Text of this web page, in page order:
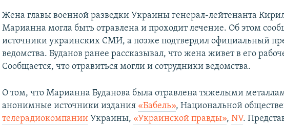
Жена главы военной разведки Украины генерал-лейтенанта
Марианна могла быть отравлена и проходит лечение. Об этом
источники украинских СМИ, а позже подтвердил официальный
ведомства. Буданов ранее рассказывал, что жена живет в его
Сообщается, что отравиться могли и сотрудники ведомства.
О том, что Марианна Буданова была отравлена тяжелыми
анонимные источники издания «Бабель», Национальной
телерадиокомпании Украины, «Украинской правды»,NV.